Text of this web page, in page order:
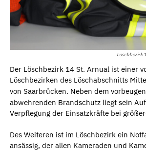
Löschbezirk
Der Löschbezirk 14 St. Arnual ist einer
Löschbezirken des Löschabschnitts
von Saarbrücken. Neben dem
abwehrenden Brandschutz liegt sein
Verpflegung der Einsatzkräfte bei
Des Weiteren ist im Löschbezirk ein
ansässig, der allen Kameraden und